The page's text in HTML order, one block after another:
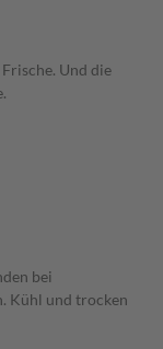
Und die
bei
Kühl und trocken